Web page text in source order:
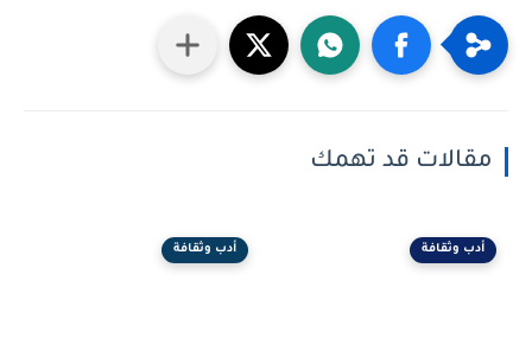
مقالات قد تهمك
أدب وثقافة أدب وثقافة